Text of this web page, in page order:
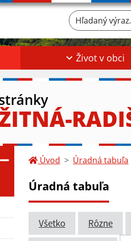
Hľadaný výraz...
Život v obci
Úvod Úradná tabuľa
Úradná tabuľa
Všetko Rôzne